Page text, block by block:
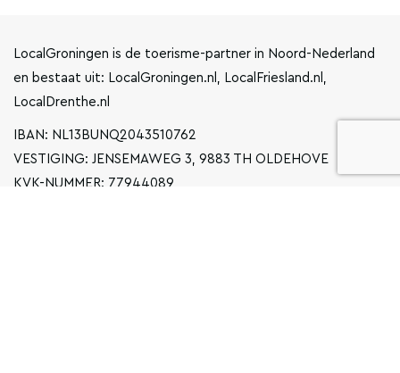
LocalGroningen is de toerisme-partner in Noord-Nederland
en bestaat uit: LocalGroningen.nl, LocalFriesland.nl,
LocalDrenthe.nl
IBAN: NL13BUNQ2043510762
VESTIGING: JENSEMAWEG 3, 9883 TH OLDEHOVE
KVK-NUMMER: 77944089